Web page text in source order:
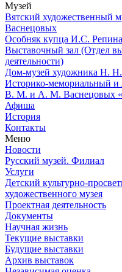
Музей
Вятский
Васнецовых
Особняк купца И.С. Репина
Выставочный зал (Отдел
деятельности)
Дом-музей художника Н. Н.
Историко-мемориальный
В. М. и А. М. Васнецовых
Афиша
История
Контакты
Меню
Новости
Русский музей. Филиал
Услуги
Детский культурно-
художественного музея
Проектная деятельность
Документы
Научная жизнь
Текущие выставки
Будущие выставки
Архив выставок